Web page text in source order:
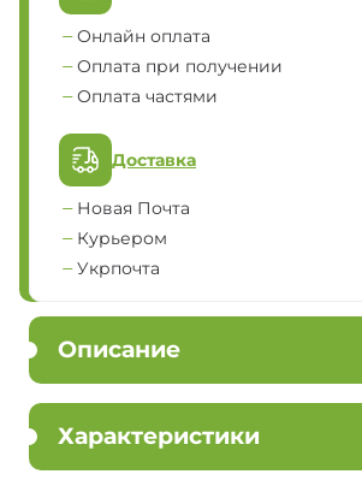
Онлайн оплата
Оплата при получении
Оплата частями
Доставка
Новая Почта
Курьером
Укрпочта
Описание
Характеристики